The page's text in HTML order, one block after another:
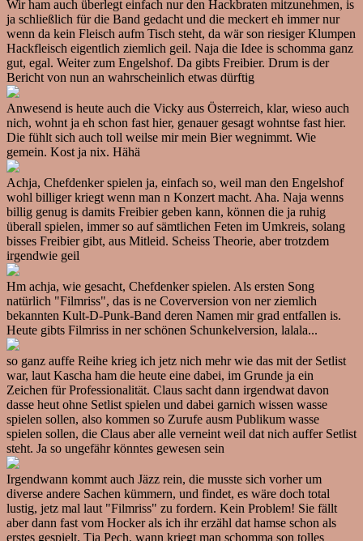
Wir ham auch überlegt einfach nur den Hackbraten mitzunehmen, is
ja schließlich für die Band gedacht und die meckert eh immer nur
wenn da kein Fleisch aufm Tisch steht, da wär son riesiger Klumpen
Hackfleisch eigentlich ziemlich geil. Naja die Idee is schomma ganz
gut, egal. Weiter zum Engelshof. Da gibts Freibier. Drum is der
Bericht von nun an wahrscheinlich etwas dürftig
Anwesend is heute auch die Vicky aus Österreich, klar, wieso auch
nich, wohnt ja eh schon fast hier, genauer gesagt wohntse fast hier.
Die fühlt sich auch toll weilse mir mein Bier wegnimmt. Wie
gemein. Kost ja nix. Hähä
Achja, Chefdenker spielen ja, einfach so, weil man den Engelshof
wohl billiger kriegt wenn man n Konzert macht. Aha. Naja wenns
billig genug is damits Freibier geben kann, können die ja ruhig
überall spielen, immer so auf sämtlichen Feten im Umkreis, solang
bisses Freibier gibt, aus Mitleid. Scheiss Theorie, aber trotzdem
irgendwie geil
Hm achja, wie gesacht, Chefdenker spielen. Als ersten Song
natürlich "Filmriss", das is ne Coverversion von ner ziemlich
bekannten Kult-D-Punk-Band deren Namen mir grad entfallen is.
Heute gibts Filmriss in ner schönen Schunkelversion, lalala...
so ganz auffe Reihe krieg ich jetz nich mehr wie das mit der Setlist
war, laut Kascha ham die heute eine dabei, im Grunde ja ein
Zeichen für Professionalität. Claus sacht dann irgendwat davon
dasse heut ohne Setlist spielen und dabei garnich wissen wasse
spielen sollen, also kommen so Zurufe ausm Publikum wasse
spielen sollen, die Claus aber alle verneint weil dat nich auffer Setlist
steht. Ja so ungefähr könntes gewesen sein
Irgendwann kommt auch Jäzz rein, die musste sich vorher um
diverse andere Sachen kümmern, und findet, es wäre doch total
lustig, jetz mal laut "Filmriss" zu fordern. Kein Problem! Sie fällt
aber dann fast vom Hocker als ich ihr erzähl dat hamse schon als
erstes gespielt. Tja Pech, wann kriegt man schomma son tolles